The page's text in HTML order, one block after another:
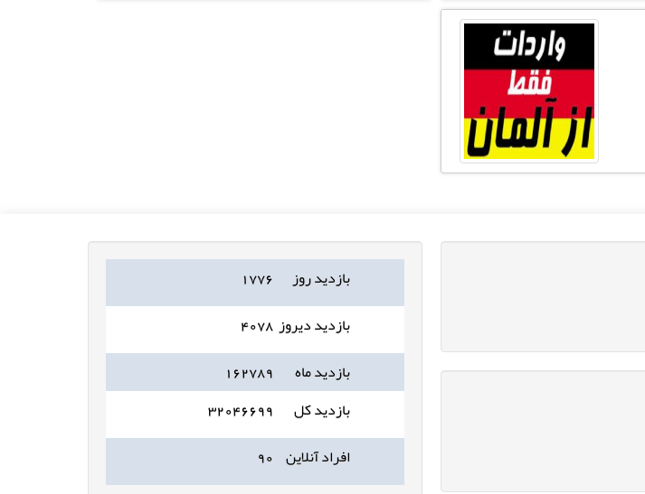
بازدید روز
۱۷۷۶
بازدید دیروز۴۰۷۸
بازدید ماه
۱۶۲۷۸۹
بازدید کل
۳۲۰۴۶۶۹۹
افراد آنلاین ۹۰